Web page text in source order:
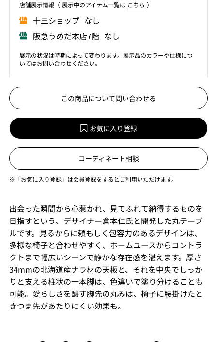
店舗展⽰情報（ 展⽰中のアイテム⼀覧は こちら ）
⼗三ショップ なし
阪急うめだ本店7階 なし
展示の状況は時期によって変わります。展示品のカラーや仕様につ
いてはお問い合わせください。
この商品について問い合わせる
お気に入り登録
コーディネート相談
※「お気に入り登録」は会員登録をするとご利用いただけます。
出会った瞬間から心惹かれ、見てふれて納得するものを
目指すという、デザイナー倉本仁氏と開発した丸テーブ
ルです。見るからに頼もしく包容力のあるデザインは、
多様な椅子と合わせやすく、ホームユースからコントラ
クトまで幅広いシーンで静かな存在感を湛えます。厚さ
34mmの北海道産ナラ材の天板と、それを中央でしっか
りと支える柱状の一本脚は、色違いで塗り分けることも
可能。愛らしさを醸す脚先の丸みは、椅子に腰掛けたと
きつま先があたりにくい効果も。